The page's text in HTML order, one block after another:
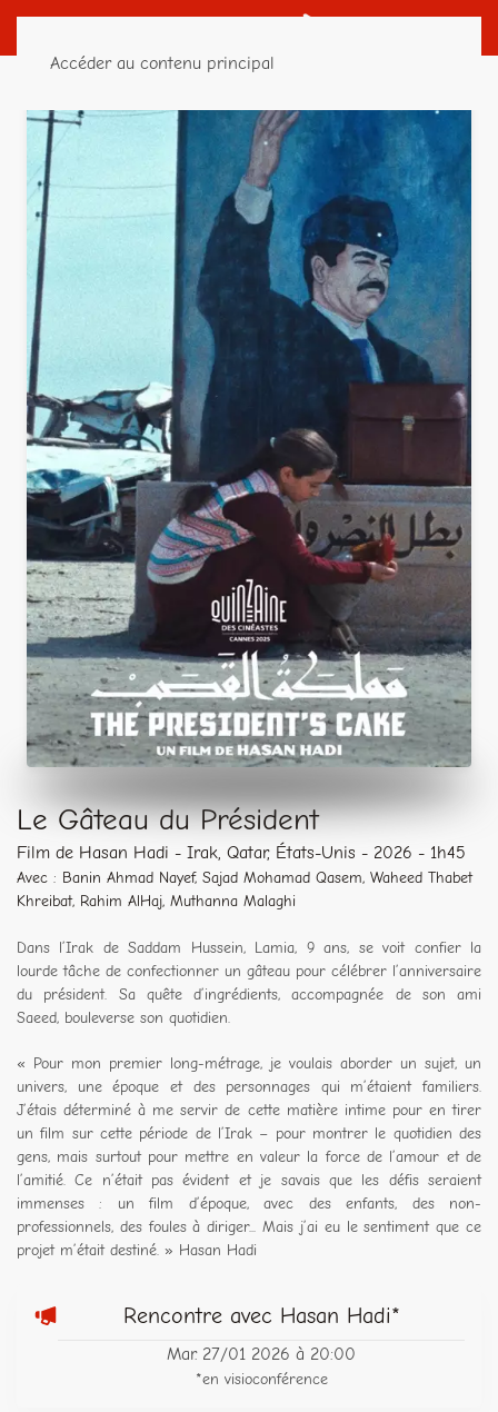
Accéder au contenu principal
Le Gâteau du Président
Film de Hasan Hadi - Irak, Qatar, États-Unis - 2026 - 1h45
Avec : Banin Ahmad Nayef, Sajad Mohamad Qasem, Waheed Thabet
Khreibat, Rahim AlHaj, Muthanna Malaghi
Dans l’Irak de Saddam Hussein, Lamia, 9 ans, se voit confier la
lourde tâche de confectionner un gâteau pour célébrer l’anniversaire
du président. Sa quête d’ingrédients, accompagnée de son ami
Saeed, bouleverse son quotidien.
« Pour mon premier long-métrage, je voulais aborder un sujet, un
univers, une époque et des personnages qui m’étaient familiers.
J’étais déterminé à me servir de cette matière intime pour en tirer
un film sur cette période de l’Irak – pour montrer le quotidien des
gens, mais surtout pour mettre en valeur la force de l’amour et de
l’amitié. Ce n’était pas évident et je savais que les défis seraient
immenses : un film d’époque, avec des enfants, des non-
professionnels, des foules à diriger... Mais j’ai eu le sentiment que ce
projet m’était destiné. » Hasan Hadi
Rencontre avec Hasan Hadi*
Mar. 27/01 2026 à 20:00
*en visioconférence